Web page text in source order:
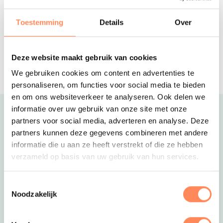
Toestemming Details Over
Deze website maakt gebruik van cookies
We gebruiken cookies om content en advertenties te
personaliseren, om functies voor social media te bieden
en om ons websiteverkeer te analyseren. Ook delen we
informatie over uw gebruik van onze site met onze
partners voor social media, adverteren en analyse. Deze
partners kunnen deze gegevens combineren met andere
informatie die u aan ze heeft verstrekt of die ze hebben
verzameld op basis van uw gebruik van hun services.
Noodzakelijk
Pal aan het Veerse Meer in Zeeland
terras
Enkhuizen met kampeerplaatsen,
pipowagens en safaritenten
Uitgelicht